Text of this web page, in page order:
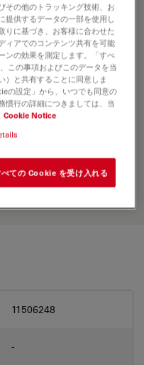
L 20x/0,35
Finder, compare
and find the best fit for
11506248
-
その他のトラッキング技術、お
提供するデータの一部を使用し
りに基づき、お客様に合わせた
ィアでのコンテンツ共有を可能
ンの効果を測定します。「すべ
この事項およびこのデータを当
）と共有することに同意しま
の設定」から、いつでも同意の
慣行の詳細につきましては、当
Cookie Notice
ての Cookie を受け入れる